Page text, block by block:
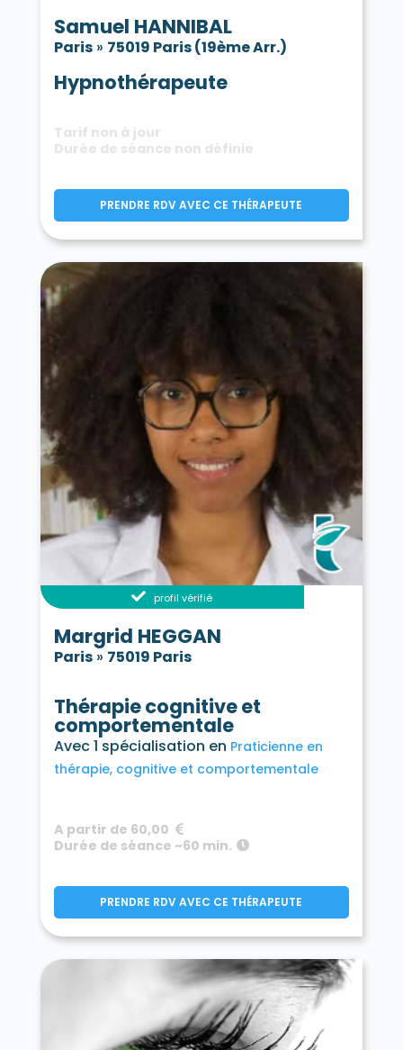
Samuel HANNIBAL
Paris» 75019 Paris (19ème Arr.)
Hypnothérapeute
Tarif non à jour
Durée de séance non définie
PRENDRE RDV AVEC CE THÉRAPEUTE
profil vérifié
Margrid HEGGAN
Paris» 75019 Paris
Thérapie cognitive et
comportementale
Avec 1 spécialisation en Praticienne en
thérapie, cognitive et comportementale
A partir de 60,00
Durée de séance ~60 min.
PRENDRE RDV AVEC CE THÉRAPEUTE